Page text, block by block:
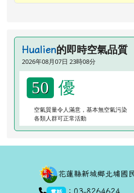
Hualien的即時空氣品質
2026年08月07日 23時08分
50 優
空氣質量令人滿意，基本無空氣污染
各類人群可正常活動
花蓮縣新城鄉北埔國
link to https://goo.gl/
電話 ：03-8264624